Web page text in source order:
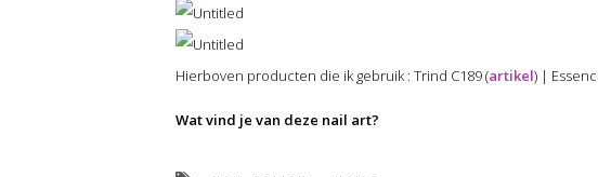
Hierboven producten die ik gebruik : Trind C189 (artikel) |
Wat vind je van deze nail art?